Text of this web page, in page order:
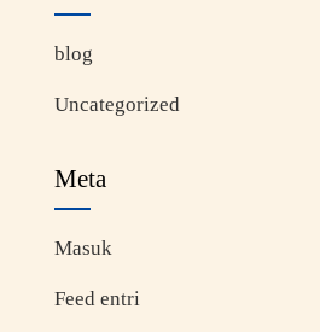
blog
Uncategorized
Meta
Masuk
Feed entri